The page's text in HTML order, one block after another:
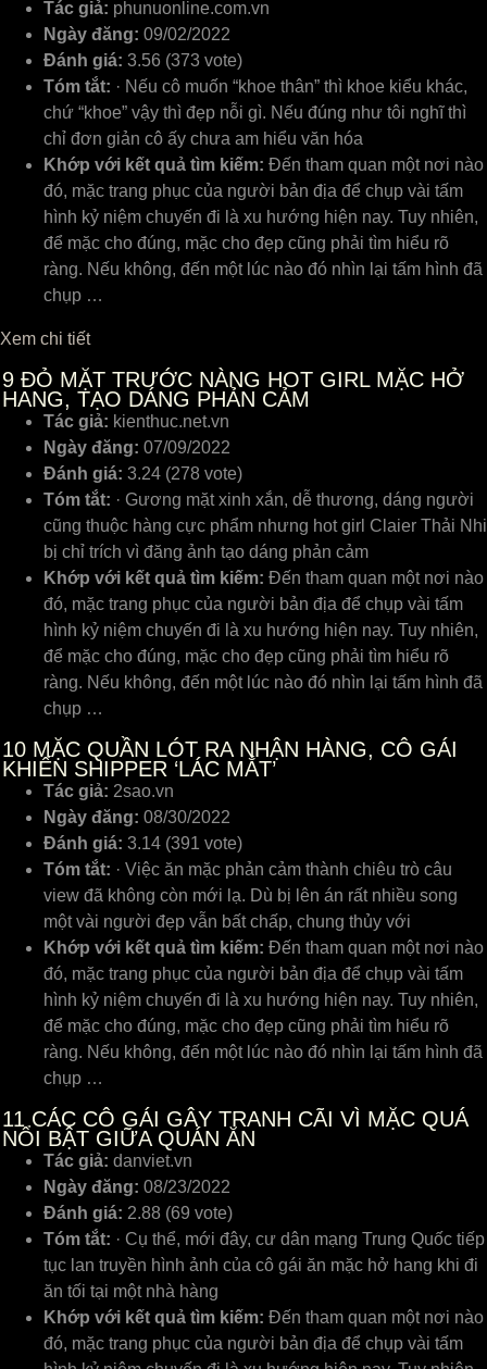
Tác giả: phunuonline.com.vn
Ngày đăng: 09/02/2022
Đánh giá: 3.56 (373 vote)
Tóm tắt: · Nếu cô muốn “khoe thân” thì khoe kiểu khác,
chứ “khoe” vậy thì đẹp nỗi gì. Nếu đúng như tôi nghĩ thì
chỉ đơn giản cô ấy chưa am hiểu văn hóa
Khớp với kết quả tìm kiếm: Đến tham quan một nơi nào
đó, mặc trang phục của người bản địa để chụp vài tấm
hình kỷ niệm chuyến đi là xu hướng hiện nay. Tuy nhiên,
để mặc cho đúng, mặc cho đẹp cũng phải tìm hiểu rõ
ràng. Nếu không, đến một lúc nào đó nhìn lại tấm hình đã
chụp …
Xem chi tiết
9 ĐỎ MẶT TRƯỚC NÀNG HOT GIRL MẶC HỞ
HANG, TẠO DÁNG PHẢN CẢM
Tác giả: kienthuc.net.vn
Ngày đăng: 07/09/2022
Đánh giá: 3.24 (278 vote)
Tóm tắt: · Gương mặt xinh xắn, dễ thương, dáng người
cũng thuộc hàng cực phẩm nhưng hot girl Claier Thải Nhi
bị chỉ trích vì đăng ảnh tạo dáng phản cảm
Khớp với kết quả tìm kiếm: Đến tham quan một nơi nào
đó, mặc trang phục của người bản địa để chụp vài tấm
hình kỷ niệm chuyến đi là xu hướng hiện nay. Tuy nhiên,
để mặc cho đúng, mặc cho đẹp cũng phải tìm hiểu rõ
ràng. Nếu không, đến một lúc nào đó nhìn lại tấm hình đã
chụp …
10 MẶC QUẦN LÓT RA NHẬN HÀNG, CÔ GÁI
KHIẾN SHIPPER ‘LÁC MẮT’
Tác giả: 2sao.vn
Ngày đăng: 08/30/2022
Đánh giá: 3.14 (391 vote)
Tóm tắt: · Việc ăn mặc phản cảm thành chiêu trò câu
view đã không còn mới lạ. Dù bị lên án rất nhiều song
một vài người đẹp vẫn bất chấp, chung thủy với
Khớp với kết quả tìm kiếm: Đến tham quan một nơi nào
đó, mặc trang phục của người bản địa để chụp vài tấm
hình kỷ niệm chuyến đi là xu hướng hiện nay. Tuy nhiên,
để mặc cho đúng, mặc cho đẹp cũng phải tìm hiểu rõ
ràng. Nếu không, đến một lúc nào đó nhìn lại tấm hình đã
chụp …
11 CÁC CÔ GÁI GÂY TRANH CÃI VÌ MẶC QUÁ
NỔI BẬT GIỮA QUÁN ĂN
Tác giả: danviet.vn
Ngày đăng: 08/23/2022
Đánh giá: 2.88 (69 vote)
Tóm tắt: · Cụ thể, mới đây, cư dân mạng Trung Quốc tiếp
tục lan truyền hình ảnh của cô gái ăn mặc hở hang khi đi
ăn tối tại một nhà hàng
Khớp với kết quả tìm kiếm: Đến tham quan một nơi nào
đó, mặc trang phục của người bản địa để chụp vài tấm